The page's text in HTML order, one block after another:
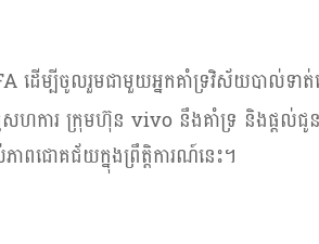
ដើម្បីចូលរួមជាមួយអ្នកគាំទ្រវិស័យបាល់ទា
សហការ ក្រុមហ៊ុន vivo នឹងគាំទ្រ និងផ្តល់ជូ
ពជោគជ័យក្នុងព្រឹត្តិការណ៍នេះ។